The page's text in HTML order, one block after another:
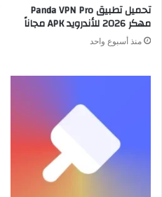
تحميل تطبيق Panda VPN Pro
مهكر 2026 للأندرويد APK مجاناً
منذ أسبوع واحد